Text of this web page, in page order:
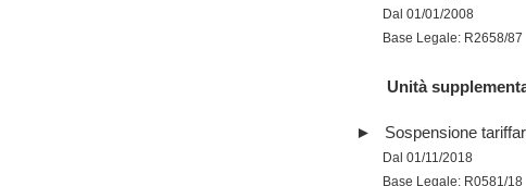
Dal 01/01/2008
Base Legale: R2658/87
Unità
Sospensione
Dal 01/11/2018
Base Legale: R0581/18